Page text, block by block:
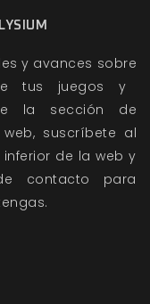
y avances sobre
tus juegos y
la sección de
suscríbete al
de la web y
contacto para